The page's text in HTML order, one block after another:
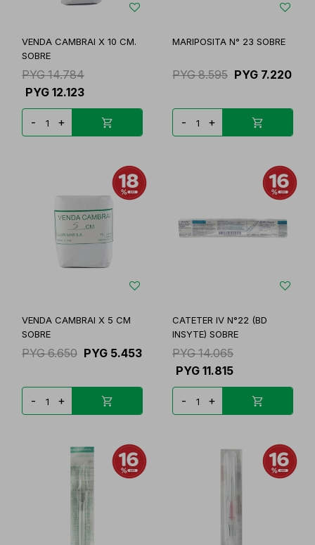
VENDA CAMBRAI X 10 CM.
SOBRE
PYG 14.784
PYG 12.123
- +
MARIPOSITA N° 23 SOBRE
PYG 8.595 PYG 7.220
- +
VENDA CAMBRAI X 5 CM
SOBRE
PYG 6.650 PYG 5.453
- +
CATETER IV N°22 (BD
INSYTE) SOBRE
PYG 14.065
PYG 11.815
- +